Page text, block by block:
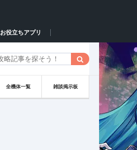
お役立ちアプリ
全機体一覧 雑談掲示板